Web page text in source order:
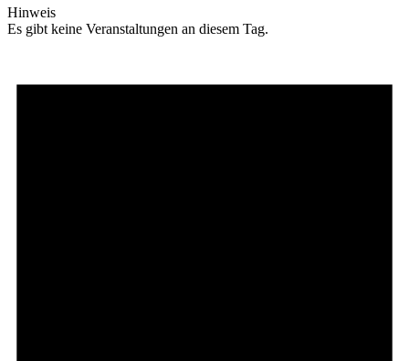
Hinweis
Es gibt keine Veranstaltungen an diesem Tag.